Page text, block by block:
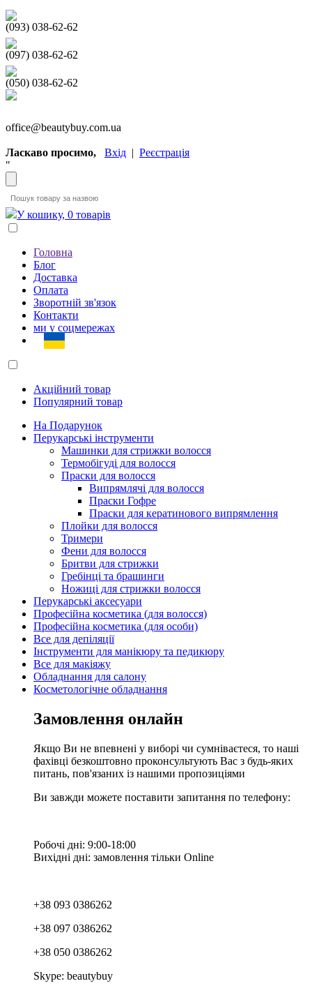
(093) 038-62-62
(097) 038-62-62
(050) 038-62-62
office@beautybuy.com.ua
Ласкаво просимо, Вхід | Реєстрація
"
У кошику, 0 товарів
Головна
Блог
Доставка
Оплата
Зворотній зв'язок
Контакти
ми у соцмережах
Акційний товар
Популярний товар
На Подарунок
Перукарські інструменти
Машинки для стрижки волосся
Термобігуді для волосся
Праски для волосся
Випрямлячі для волосся
Праски Гофре
Праски для кератинового випрямлення
Плойки для волосся
Тримери
Фени для волосся
Бритви для стрижки
Гребінці та брашинги
Ножиці для стрижки волосся
Перукарські аксесуари
Професійна косметика (для волосся)
Професійна косметика (для особи)
Все для депіляції
Інструменти для манікюру та педикюру
Все для макіяжу
Обладнання для салону
Косметологічне обладнання
Замовлення онлайн
Якщо Ви не впевнені у виборі чи сумніваєтеся, то наші
фахівці безкоштовно проконсультують Вас з будь-яких
питань, пов'язаних із нашими пропозиціями
Ви завжди можете поставити запитання по телефону:
Робочі дні: 9:00-18:00
Вихідні дні: замовлення тільки Online
+38 093 0386262
+38 097 0386262
+38 050 0386262
Skype: beautybuy